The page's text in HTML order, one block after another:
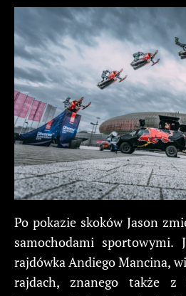
Po pokazie skoków Jason
samochodami sportowymi.
rajdówka Andiego Mancina,
rajdach, znanego także z